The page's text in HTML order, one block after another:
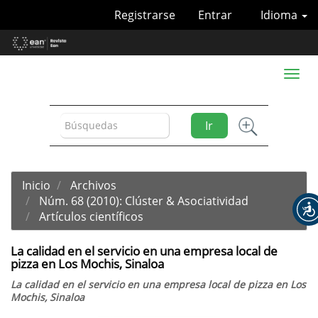
Contenido
principal
Idioma
Registrarse Entrar
Ir
Toggle
Inicio
Archivos
Núm. 68 (2010): Clúster & Asociatividad
Artículos científicos
La calidad en el servicio en una empresa local de
pizza en Los Mochis, Sinaloa
La calidad en el servicio en una empresa local de pizza en Los
Mochis, Sinaloa